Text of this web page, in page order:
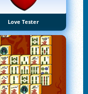
Love Tester